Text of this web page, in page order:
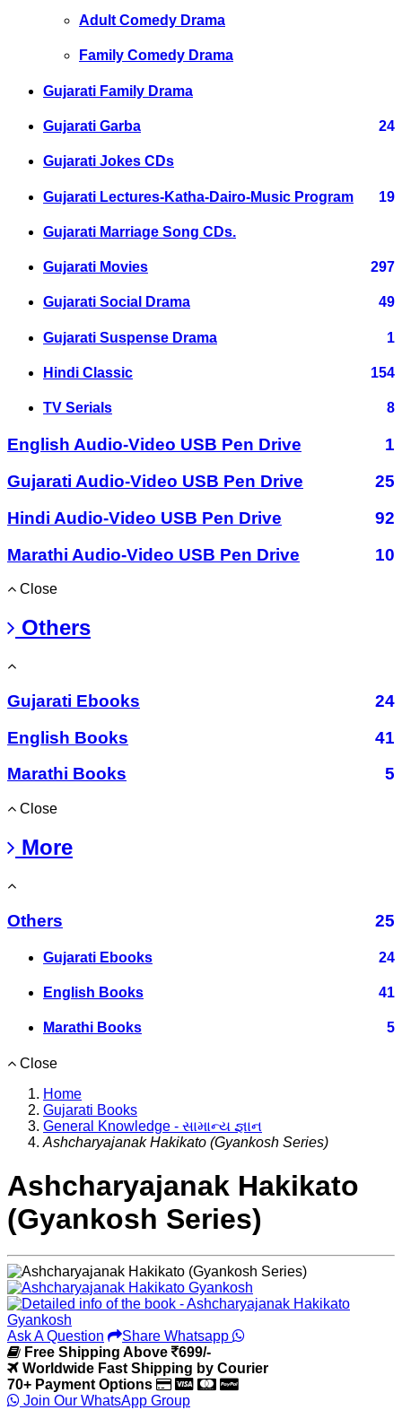
Adult Comedy Drama
Family Comedy Drama
Gujarati Family Drama
Gujarati Garba 24
Gujarati Jokes CDs
Gujarati Lectures-Katha-Dairo-Music Program 19
Gujarati Marriage Song CDs.
Gujarati Movies 297
Gujarati Social Drama 49
Gujarati Suspense Drama 1
Hindi Classic 154
TV Serials 8
English Audio-Video USB Pen Drive
1
Gujarati Audio-Video USB Pen Drive
25
Hindi Audio-Video USB Pen Drive
92
Marathi Audio-Video USB Pen Drive
10
Close
Others
Gujarati Ebooks
24
English Books
41
Marathi Books
5
Close
More
Others 25
Gujarati Ebooks 24
English Books 41
Marathi Books 5
Close
Home
Gujarati Books
General Knowledge - સામાન્ય જ્ઞાન
Ashcharyajanak Hakikato (Gyankosh Series)
Ashcharyajanak Hakikato
(Gyankosh Series)
Ask A Question
Share Whatsapp
Free Shipping Above
699/-
Worldwide Fast Shipping by Courier
70+ Payment Options
Join Our WhatsApp Group